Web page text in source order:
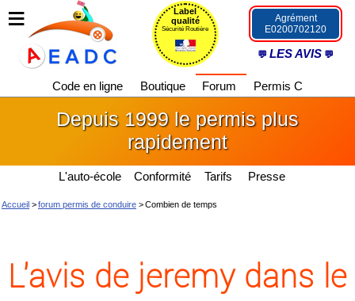
Label
qualité
Sécurité Routière
Agrément
E0200702120
LES AVIS
Code en ligne Boutique Forum Permis C
Depuis 1999 le permis plus
rapidement
L'auto-école Conformité Tarifs Presse
Accueil >forum permis de conduire >Combien de temps
L'avis de jeremy dans le